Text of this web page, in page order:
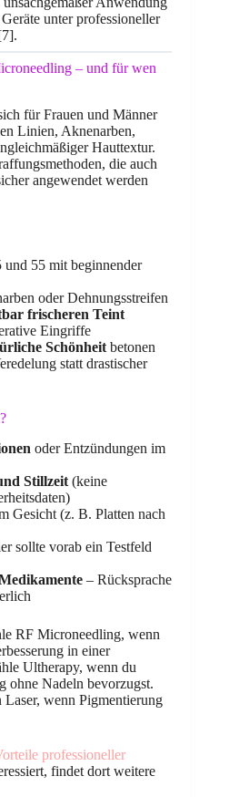
unter professioneller
– und für wen
für Frauen und Männer
Linien, Aknenarben,
Hauttextur.
die auch
angewendet werden
und 55 mit beginnender
oder Dehnungsstreifen
frischeren Teint
Eingriffe
Schönheit betonen
statt drastischer
oder Entzündungen im
Stillzeit (keine
Gesicht (z. B. Platten nach
sollte vorab ein Testfeld
– Rücksprache
RF Microneedling, wenn
in einer
Ultherapy, wenn du
ohne Nadeln bevorzugst.
wenn Pigmentierung
professioneller
findet dort weitere